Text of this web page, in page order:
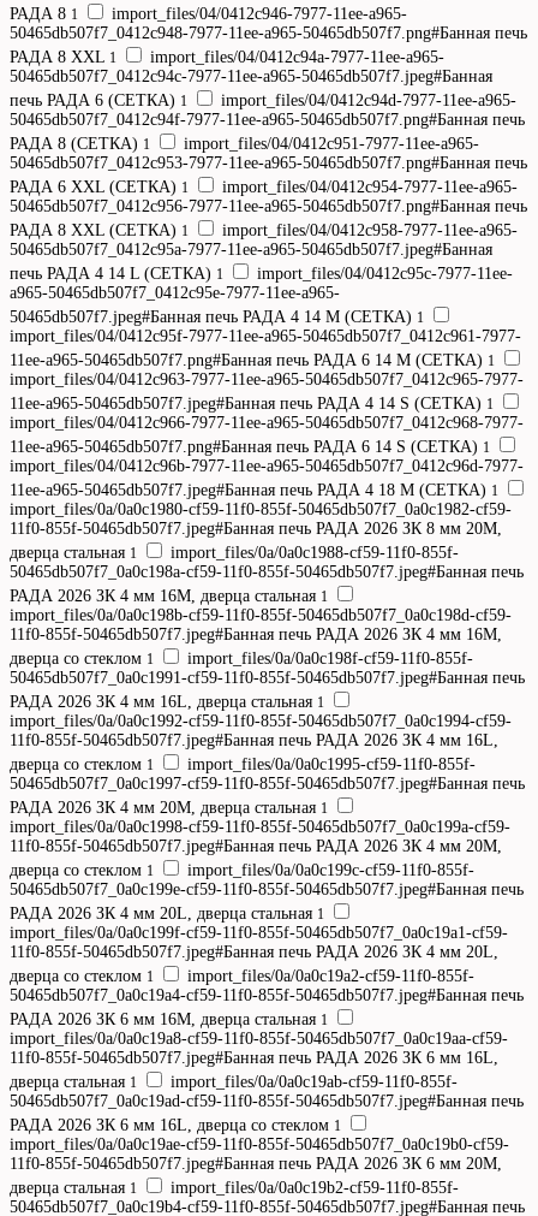
РАДА 8 1
import_files/04/0412c946-7977-11ee-a965-
50465db507f7_0412c948-7977-11ee-a965-50465db507f7.png#Банная печь
РАДА 8 XXL 1
import_files/04/0412c94a-7977-11ee-a965-
50465db507f7_0412c94c-7977-11ee-a965-50465db507f7.jpeg#Банная
печь РАДА 6 (СЕТКА) 1
import_files/04/0412c94d-7977-11ee-a965-
50465db507f7_0412c94f-7977-11ee-a965-50465db507f7.png#Банная печь
РАДА 8 (СЕТКА) 1
import_files/04/0412c951-7977-11ee-a965-
50465db507f7_0412c953-7977-11ee-a965-50465db507f7.png#Банная печь
РАДА 6 XXL (СЕТКА) 1
import_files/04/0412c954-7977-11ee-a965-
50465db507f7_0412c956-7977-11ee-a965-50465db507f7.png#Банная печь
РАДА 8 XXL (СЕТКА) 1
import_files/04/0412c958-7977-11ee-a965-
50465db507f7_0412c95a-7977-11ee-a965-50465db507f7.jpeg#Банная
печь РАДА 4 14 L (СЕТКА) 1
import_files/04/0412c95c-7977-11ee-
a965-50465db507f7_0412c95e-7977-11ee-a965-
50465db507f7.jpeg#Банная печь РАДА 4 14 M (СЕТКА) 1
import_files/04/0412c95f-7977-11ee-a965-50465db507f7_0412c961-7977-
11ee-a965-50465db507f7.png#Банная печь РАДА 6 14 M (СЕТКА) 1
import_files/04/0412c963-7977-11ee-a965-50465db507f7_0412c965-7977-
11ee-a965-50465db507f7.jpeg#Банная печь РАДА 4 14 S (СЕТКА) 1
import_files/04/0412c966-7977-11ee-a965-50465db507f7_0412c968-7977-
11ee-a965-50465db507f7.png#Банная печь РАДА 6 14 S (СЕТКА) 1
import_files/04/0412c96b-7977-11ee-a965-50465db507f7_0412c96d-7977-
11ee-a965-50465db507f7.jpeg#Банная печь РАДА 4 18 M (СЕТКА) 1
import_files/0a/0a0c1980-cf59-11f0-855f-50465db507f7_0a0c1982-cf59-
11f0-855f-50465db507f7.jpeg#Банная печь РАДА 2026 ЗК 8 мм 20M,
дверца стальная 1
import_files/0a/0a0c1988-cf59-11f0-855f-
50465db507f7_0a0c198a-cf59-11f0-855f-50465db507f7.jpeg#Банная печь
РАДА 2026 ЗК 4 мм 16M, дверца стальная 1
import_files/0a/0a0c198b-cf59-11f0-855f-50465db507f7_0a0c198d-cf59-
11f0-855f-50465db507f7.jpeg#Банная печь РАДА 2026 ЗК 4 мм 16M,
дверца со стеклом 1
import_files/0a/0a0c198f-cf59-11f0-855f-
50465db507f7_0a0c1991-cf59-11f0-855f-50465db507f7.jpeg#Банная печь
РАДА 2026 ЗК 4 мм 16L, дверца стальная 1
import_files/0a/0a0c1992-cf59-11f0-855f-50465db507f7_0a0c1994-cf59-
11f0-855f-50465db507f7.jpeg#Банная печь РАДА 2026 ЗК 4 мм 16L,
дверца со стеклом 1
import_files/0a/0a0c1995-cf59-11f0-855f-
50465db507f7_0a0c1997-cf59-11f0-855f-50465db507f7.jpeg#Банная печь
РАДА 2026 ЗК 4 мм 20M, дверца стальная 1
import_files/0a/0a0c1998-cf59-11f0-855f-50465db507f7_0a0c199a-cf59-
11f0-855f-50465db507f7.jpeg#Банная печь РАДА 2026 ЗК 4 мм 20M,
дверца со стеклом 1
import_files/0a/0a0c199c-cf59-11f0-855f-
50465db507f7_0a0c199e-cf59-11f0-855f-50465db507f7.jpeg#Банная печь
РАДА 2026 ЗК 4 мм 20L, дверца стальная 1
import_files/0a/0a0c199f-cf59-11f0-855f-50465db507f7_0a0c19a1-cf59-
11f0-855f-50465db507f7.jpeg#Банная печь РАДА 2026 ЗК 4 мм 20L,
дверца со стеклом 1
import_files/0a/0a0c19a2-cf59-11f0-855f-
50465db507f7_0a0c19a4-cf59-11f0-855f-50465db507f7.jpeg#Банная печь
РАДА 2026 ЗК 6 мм 16M, дверца стальная 1
import_files/0a/0a0c19a8-cf59-11f0-855f-50465db507f7_0a0c19aa-cf59-
11f0-855f-50465db507f7.jpeg#Банная печь РАДА 2026 ЗК 6 мм 16L,
дверца стальная 1
import_files/0a/0a0c19ab-cf59-11f0-855f-
50465db507f7_0a0c19ad-cf59-11f0-855f-50465db507f7.jpeg#Банная печь
РАДА 2026 ЗК 6 мм 16L, дверца со стеклом 1
import_files/0a/0a0c19ae-cf59-11f0-855f-50465db507f7_0a0c19b0-cf59-
11f0-855f-50465db507f7.jpeg#Банная печь РАДА 2026 ЗК 6 мм 20M,
дверца стальная 1
import_files/0a/0a0c19b2-cf59-11f0-855f-
50465db507f7_0a0c19b4-cf59-11f0-855f-50465db507f7.jpeg#Банная печь